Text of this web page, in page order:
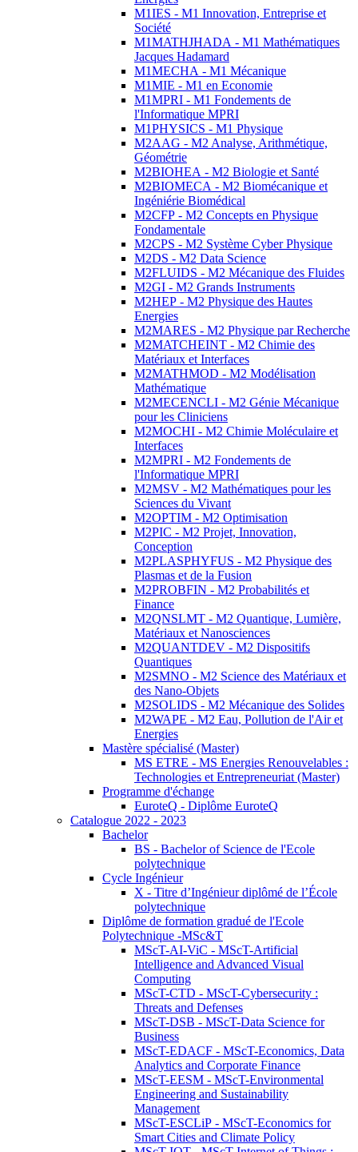
M1IES - M1 Innovation, Entreprise et
Société
M1MATHJHADA - M1 Mathématiques
Jacques Hadamard
M1MECHA - M1 Mécanique
M1MIE - M1 en Economie
M1MPRI - M1 Fondements de
l'Informatique MPRI
M1PHYSICS - M1 Physique
M2AAG - M2 Analyse, Arithmétique,
Géométrie
M2BIOHEA - M2 Biologie et Santé
M2BIOMECA - M2 Biomécanique et
Ingéniérie Biomédical
M2CFP - M2 Concepts en Physique
Fondamentale
M2CPS - M2 Système Cyber Physique
M2DS - M2 Data Science
M2FLUIDS - M2 Mécanique des Fluides
M2GI - M2 Grands Instruments
M2HEP - M2 Physique des Hautes
Energies
M2MARES - M2 Physique par Recherche
M2MATCHEINT - M2 Chimie des
Matériaux et Interfaces
M2MATHMOD - M2 Modélisation
Mathématique
M2MECENCLI - M2 Génie Mécanique
pour les Cliniciens
M2MOCHI - M2 Chimie Moléculaire et
Interfaces
M2MPRI - M2 Fondements de
l'Informatique MPRI
M2MSV - M2 Mathématiques pour les
Sciences du Vivant
M2OPTIM - M2 Optimisation
M2PIC - M2 Projet, Innovation,
Conception
M2PLASPHYFUS - M2 Physique des
Plasmas et de la Fusion
M2PROBFIN - M2 Probabilités et
Finance
M2QNSLMT - M2 Quantique, Lumière,
Matériaux et Nanosciences
M2QUANTDEV - M2 Dispositifs
Quantiques
M2SMNO - M2 Science des Matériaux et
des Nano-Objets
M2SOLIDS - M2 Mécanique des Solides
M2WAPE - M2 Eau, Pollution de l'Air et
Energies
Mastère spécialisé (Master)
MS ETRE - MS Energies Renouvelables :
Technologies et Entrepreneuriat (Master)
Programme d'échange
EuroteQ - Diplôme EuroteQ
Catalogue 2022 - 2023
Bachelor
BS - Bachelor of Science de l'Ecole
polytechnique
Cycle Ingénieur
X - Titre d’Ingénieur diplômé de l’École
polytechnique
Diplôme de formation gradué de l'Ecole
Polytechnique -MSc&T
MScT-AI-ViC - MScT-Artificial
Intelligence and Advanced Visual
Computing
MScT-CTD - MScT-Cybersecurity :
Threats and Defenses
MScT-DSB - MScT-Data Science for
Business
MScT-EDACF - MScT-Economics, Data
Analytics and Corporate Finance
MScT-EESM - MScT-Environmental
Engineering and Sustainability
Management
MScT-ESCLiP - MScT-Economics for
Smart Cities and Climate Policy